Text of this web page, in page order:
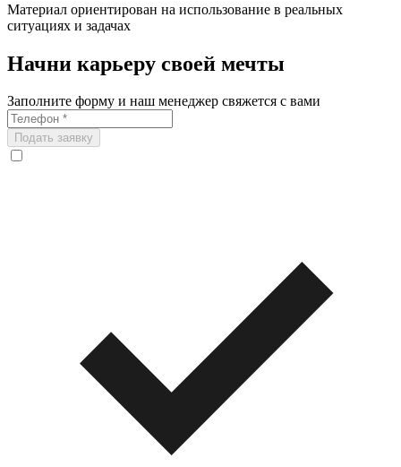
Материал ориентирован на использование в реальных
ситуациях и задачах
Начни карьеру своей мечты
Заполните форму и наш менеджер свяжется с вами
Подать заявку